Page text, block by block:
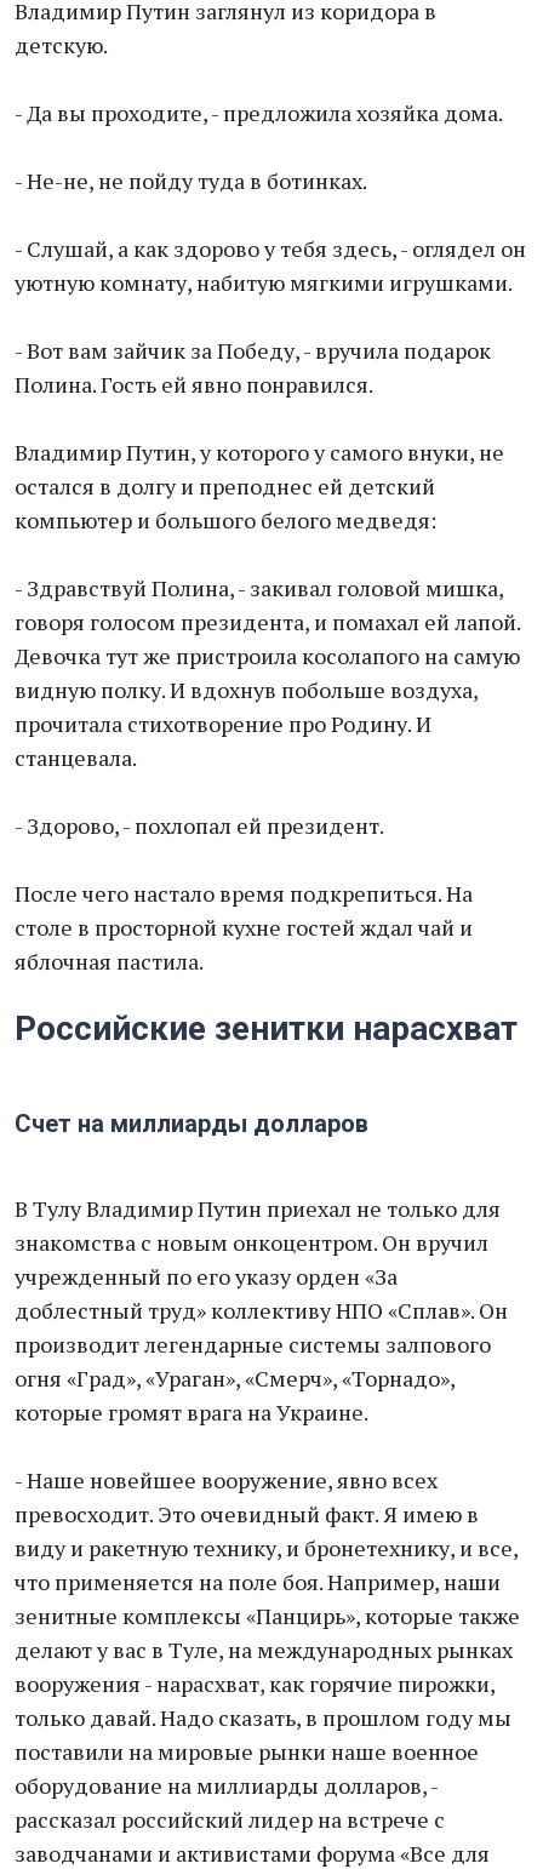
Владимир Путин заглянул из коридора в
детскую.
- Да вы проходите, - предложила хозяйка дома.
- Не-не, не пойду туда в ботинках.
- Слушай, а как здорово у тебя здесь, - оглядел он
уютную комнату, набитую мягкими игрушками.
- Вот вам зайчик за Победу, - вручила подарок
Полина. Гость ей явно понравился.
Владимир Путин, у которого у самого внуки, не
остался в долгу и преподнес ей детский
компьютер и большого белого медведя:
- Здравствуй Полина, - закивал головой мишка,
говоря голосом президента, и помахал ей лапой.
Девочка тут же пристроила косолапого на самую
видную полку. И вдохнув побольше воздуха,
прочитала стихотворение про Родину. И
станцевала.
- Здорово, - похлопал ей президент.
После чего настало время подкрепиться. На
столе в просторной кухне гостей ждал чай и
яблочная пастила.
Российские зенитки нарасхват
Счет на миллиарды долларов
В Тулу Владимир Путин приехал не только для
знакомства с новым онкоцентром. Он вручил
учрежденный по его указу орден «За
доблестный труд» коллективу НПО «Сплав». Он
производит легендарные системы залпового
огня «Град», «Ураган», «Смерч», «Торнадо»,
которые громят врага на Украине.
- Наше новейшее вооружение, явно всех
превосходит. Это очевидный факт. Я имею в
виду и ракетную технику, и бронетехнику, и все,
что применяется на поле боя. Например, наши
зенитные комплексы «Панцирь», которые также
делают у вас в Туле, на международных рынках
вооружения - нарасхват, как горячие пирожки,
только давай. Надо сказать, в прошлом году мы
поставили на мировые рынки наше военное
оборудование на миллиарды долларов, -
рассказал российский лидер на встрече с
заводчанами и активистами форума «Все для